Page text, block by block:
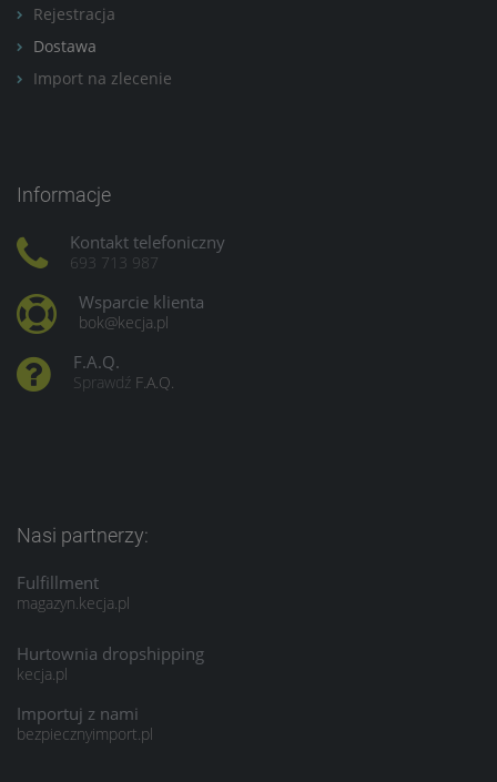
Rejestracja
Dostawa
Import na zlecenie
Informacje
Kontakt telefoniczny
693 713 987
Wsparcie klienta
bok@kecja.pl
F.A.Q.
Sprawdź F.A.Q.
Nasi partnerzy:
Fulfillment
magazyn.kecja.pl
Hurtownia dropshipping
kecja.pl
Importuj z nami
bezpiecznyimport.pl